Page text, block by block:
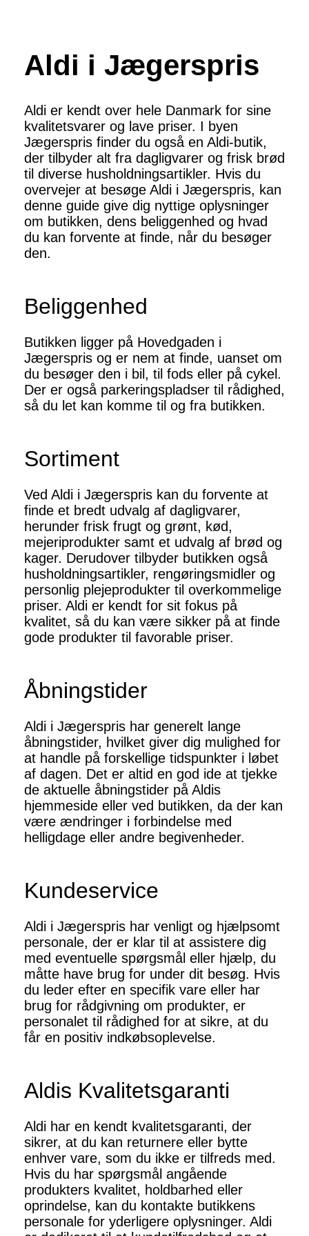
Aldi i Jægerspris
Aldi er kendt over hele Danmark for sine
kvalitetsvarer og lave priser. I byen
Jægerspris finder du også en Aldi-butik,
der tilbyder alt fra dagligvarer og frisk brød
til diverse husholdningsartikler. Hvis du
overvejer at besøge Aldi i Jægerspris, kan
denne guide give dig nyttige oplysninger
om butikken, dens beliggenhed og hvad
du kan forvente at finde, når du besøger
den.
Beliggenhed
Butikken ligger på Hovedgaden i
Jægerspris og er nem at finde, uanset om
du besøger den i bil, til fods eller på cykel.
Der er også parkeringspladser til rådighed,
så du let kan komme til og fra butikken.
Sortiment
Ved Aldi i Jægerspris kan du forvente at
finde et bredt udvalg af dagligvarer,
herunder frisk frugt og grønt, kød,
mejeriprodukter samt et udvalg af brød og
kager. Derudover tilbyder butikken også
husholdningsartikler, rengøringsmidler og
personlig plejeprodukter til overkommelige
priser. Aldi er kendt for sit fokus på
kvalitet, så du kan være sikker på at finde
gode produkter til favorable priser.
Åbningstider
Aldi i Jægerspris har generelt lange
åbningstider, hvilket giver dig mulighed for
at handle på forskellige tidspunkter i løbet
af dagen. Det er altid en god ide at tjekke
de aktuelle åbningstider på Aldis
hjemmeside eller ved butikken, da der kan
være ændringer i forbindelse med
helligdage eller andre begivenheder.
Kundeservice
Aldi i Jægerspris har venligt og hjælpsomt
personale, der er klar til at assistere dig
med eventuelle spørgsmål eller hjælp, du
måtte have brug for under dit besøg. Hvis
du leder efter en specifik vare eller har
brug for rådgivning om produkter, er
personalet til rådighed for at sikre, at du
får en positiv indkøbsoplevelse.
Aldis Kvalitetsgaranti
Aldi har en kendt kvalitetsgaranti, der
sikrer, at du kan returnere eller bytte
enhver vare, som du ikke er tilfreds med.
Hvis du har spørgsmål angående
produkters kvalitet, holdbarhed eller
oprindelse, kan du kontakte butikkens
personale for yderligere oplysninger. Aldi